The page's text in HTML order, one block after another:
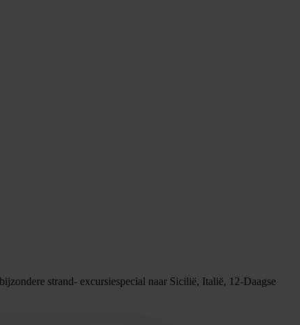
strand- excursiespecial naar Sicilië, Italië, 12-Daagse